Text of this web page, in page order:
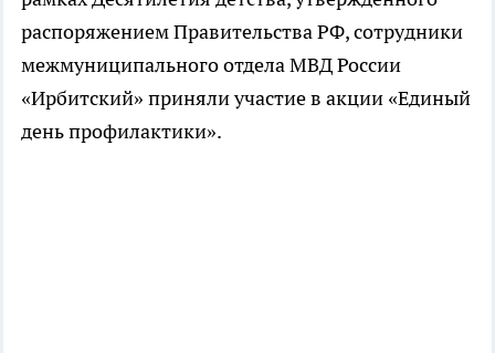
распоряжением Правительства РФ, сотрудники
межмуниципального отдела МВД России
«Ирбитский» приняли участие в акции «Единый
день профилактики».